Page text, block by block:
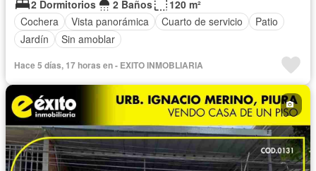
2 Dormitorios
2 Baños
120 m²
Cochera
Vista panorámica Cuarto de servicio
Patio
Jardín
Sin amoblar
Hace 5 días, 17 horas en - EXITO INMOBLIARIA